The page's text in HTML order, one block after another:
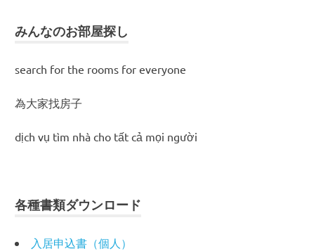
みんなのお部屋探し
search for the rooms for everyone
為大家找房子
dịch vụ tìm nhà cho tất cả mọi người
各種書類ダウンロード
入居申込書（個人）